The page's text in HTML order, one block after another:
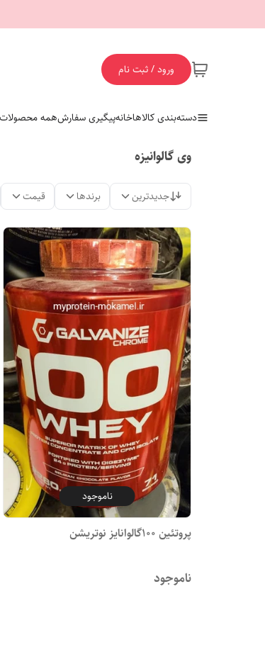
ورود / ثبت نام
دسته‌بندی کالاهاخانهپیگیری سفارشهمه محصولات
وی گالوانیزه
جدیدترین برندها قیمت
ناموجود
پروتئین 100گالوانایز نوتریشن
ناموجود